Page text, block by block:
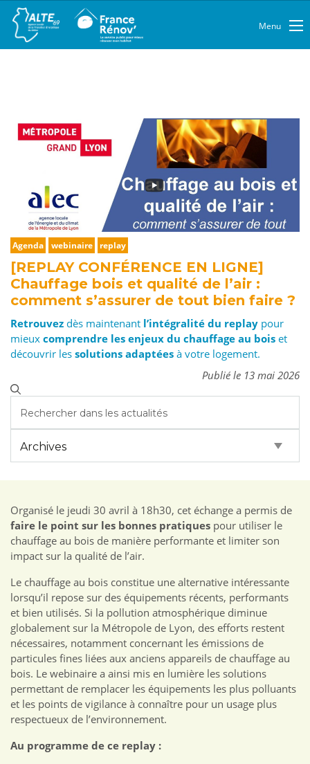
Menu
Agenda webinaire replay
[REPLAY CONFÉRENCE EN LIGNE]
Chauffage bois et qualité de l’air :
comment s’assurer de tout bien faire ?
Retrouvez dès maintenant l’intégralité du replay pour
mieux comprendre les enjeux du chauffage au bois et
découvrir les solutions adaptées à votre logement.
Publié le 13 mai 2026
Organisé le jeudi 30 avril à 18h30, cet échange a permis de
faire le point sur les bonnes pratiques pour utiliser le
chauffage au bois de manière performante et limiter son
impact sur la qualité de l’air.
Le chauffage au bois constitue une alternative intéressante
lorsqu’il repose sur des équipements récents, performants
et bien utilisés. Si la pollution atmosphérique diminue
globalement sur la Métropole de Lyon, des efforts restent
nécessaires, notamment concernant les émissions de
particules fines liées aux anciens appareils de chauffage au
bois. Le webinaire a ainsi mis en lumière les solutions
permettant de remplacer les équipements les plus polluants
et les points de vigilance à connaître pour un usage plus
respectueux de l’environnement.
Au programme de ce replay :